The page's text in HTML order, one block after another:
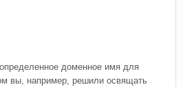
доменное имя для
вы, например, решили освящать